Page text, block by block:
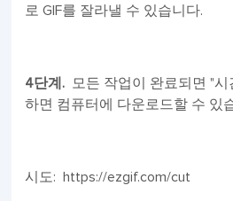
로 GIF를 잘라낼 수 있습니다.
4단계.
모든 작업이 완료되면 "
하면 컴퓨터에 다운로드할 수 있
시도: https://ezgif.com/cut